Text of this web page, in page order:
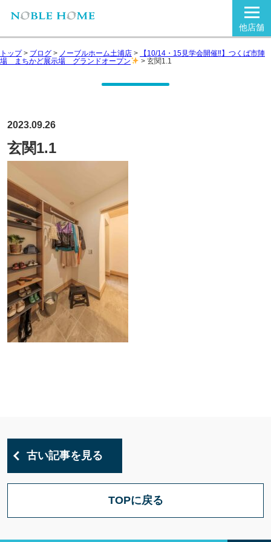
他店舗
トップ> ブログ > ノーブルホーム土浦店 >
【10/14・15見学会開催‼】つくば市陣
場 まちかど展示場 グランドオープン
> 玄関1.1
2023.09.26
玄関1.1
古い記事を見る
TOPに戻る